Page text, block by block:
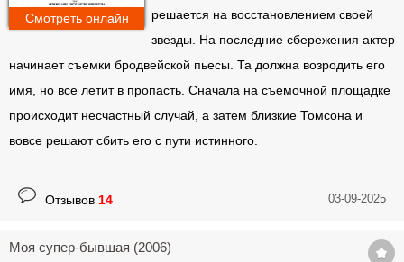
решается на восстановлением своей
звезды. На последние сбережения актер
начинает съемки бродвейской пьесы. Та должна возродить его
имя, но все летит в пропасть. Сначала на съемочной площадке
происходит несчастный случай, а затем близкие Томсона и
вовсе решают сбить его с пути истинного.
Смотреть онлайн
Отзывов 14 03-09-2025
Моя супер-бывшая (2006)